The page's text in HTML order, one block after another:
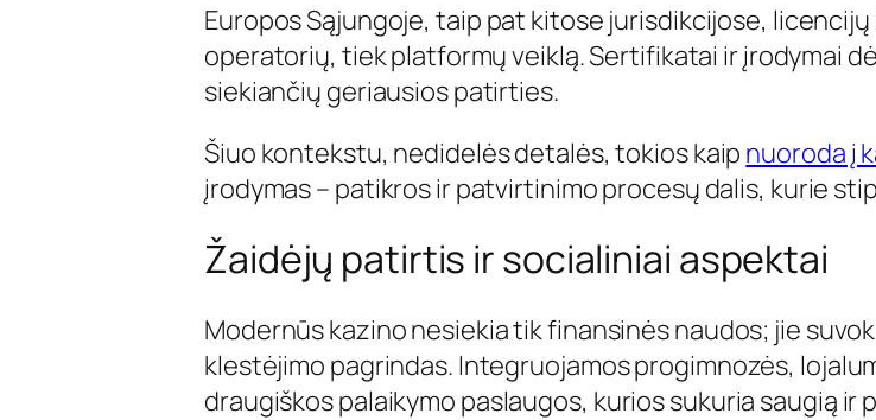
Europos Sąjungoje, taip pat kitose jurisdikcijose,
operatorių, tiek platformų veiklą. Sertifikatai ir įrodymai
siekiančių geriausios patirties.
Šiuo kontekstu, nedidelės detalės, tokios kaip nuoroda į
įrodymas – patikros ir patvirtinimo procesų dalis, kurie
Žaidėjų patirtis ir socialiniai aspektai
Modernūs kazino nesiekia tik finansinės naudos; jie
klestėjimo pagrindas. Integruojamos progimnozės,
draugiškos palaikymo paslaugos, kurios sukuria saugią ir